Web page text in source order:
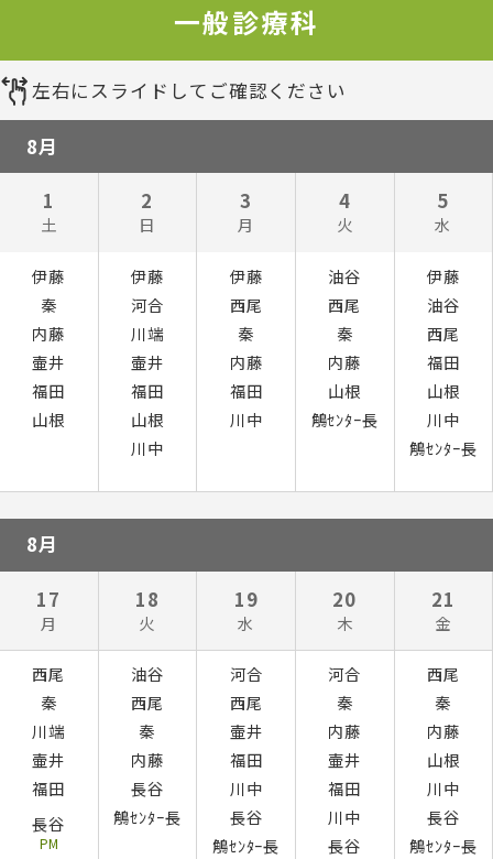
一般診療科
左右にスライドしてご確認ください
8月
1
土
2
日
3
月
4
火
5
水
伊藤
秦
内藤
壷井
福田
山根
伊藤
河合
川端
壷井
福田
山根
川中
伊藤
西尾
秦
内藤
福田
川中
油谷
西尾
秦
内藤
山根
鵤ｾﾝﾀｰ長
伊藤
油谷
西尾
福田
山根
川中
鵤ｾﾝﾀｰ長
8月
17
月
18
火
19
水
20
木
21
金
西尾
秦
川端
壷井
福田
長谷
PM
油谷
西尾
秦
内藤
長谷
鵤ｾﾝﾀｰ長
河合
西尾
壷井
福田
川中
長谷
鵤ｾﾝﾀｰ長
河合
秦
内藤
壷井
福田
川中
長谷
西尾
秦
内藤
山根
川中
長谷
鵤ｾﾝﾀｰ長